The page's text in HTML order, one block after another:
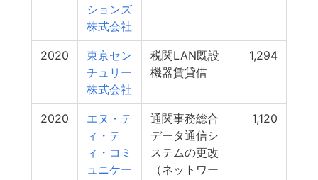
ションズ
株式会社
2020
東京セン
チュリー
株式会社
税関LAN既設
機器賃貸借
1,294
2020
エヌ・テ
ィ・テ
ィ・コミ
ュニケー
通関事務総合
データ通信シ
ステムの更改
（ネットワー
1,120